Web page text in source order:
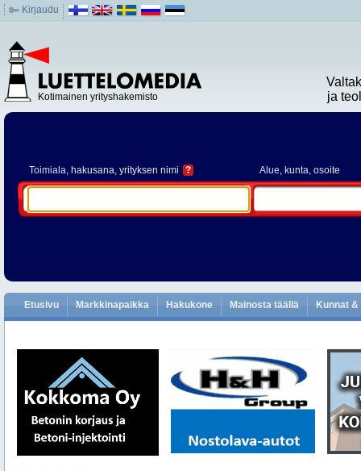
Kirjaudu
Kotimainen yrityshakemisto
ja
Toimiala, hakusana, yrityksen nimi ? Alue, kunta, osoite
Etusivu Markkinapaikka Hakukone Mainosta täällä Kunnat